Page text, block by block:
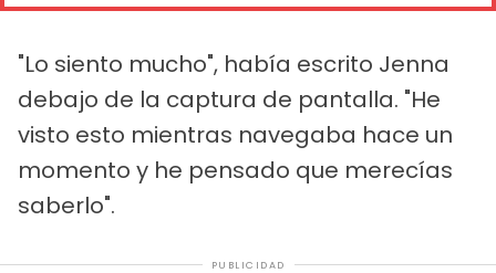
"Lo siento mucho", había escrito Jenna
debajo de la captura de pantalla. "He
visto esto mientras navegaba hace un
momento y he pensado que merecías
saberlo".
PUBLICIDAD